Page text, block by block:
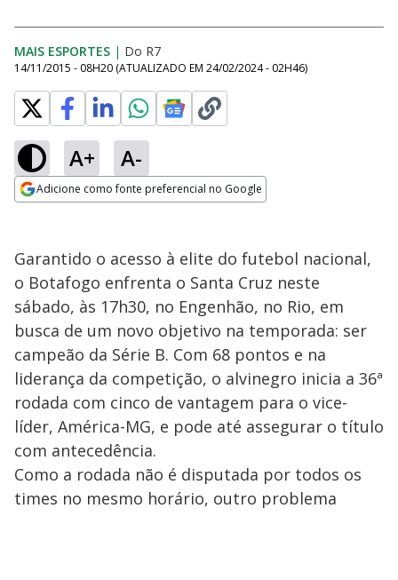
MAIS ESPORTES | Do R7
14/11/2015 - 08H20 (ATUALIZADO EM 24/02/2024 - 02H46)
A+ A-
Adicione como fonte preferencial no Google
Garantido o acesso à elite do futebol nacional,
o Botafogo enfrenta o Santa Cruz neste
sábado, às 17h30, no Engenhão, no Rio, em
busca de um novo objetivo na temporada: ser
campeão da Série B. Com 68 pontos e na
liderança da competição, o alvinegro inicia a 36ª
rodada com cinco de vantagem para o vice-
líder, América-MG, e pode até assegurar o título
com antecedência.
Como a rodada não é disputada por todos os
times no mesmo horário, outro problema